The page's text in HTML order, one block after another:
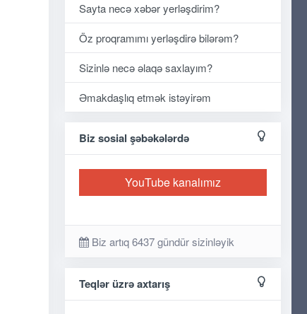
Sayta necə xəbər yerləşdirim?
Öz proqramımı yerləşdirə bilərəm?
Sizinlə necə əlaqə saxlayım?
Əmakdaşlıq etmək istəyirəm
Biz sosial şəbəkələrdə
YouTube kanalımız
Biz artıq 6437 gündür sizinləyik
Teqlər üzrə axtarış